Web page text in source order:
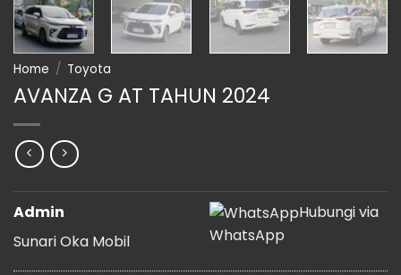
Home / Toyota
AVANZA G AT TAHUN 2024
Admin
Sunari Oka Mobil
Hubungi via
WhatsApp